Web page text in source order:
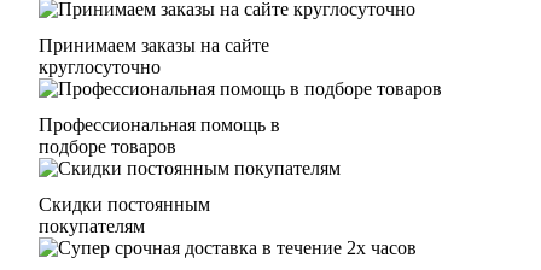
Принимаем заказы на сайте
круглосуточно
Профессиональная помощь в
подборе товаров
Скидки постоянным
покупателям